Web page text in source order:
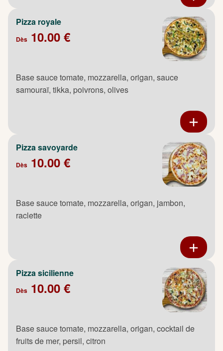
Pizza royale
Dès 10.00 €
Base sauce tomate, mozzarella, origan, sauce
samouraï, tikka, poivrons, olives
Pizza savoyarde
Dès 10.00 €
Base sauce tomate, mozzarella, origan, jambon,
raclette
Pizza sicilienne
Dès 10.00 €
Base sauce tomate, mozzarella, origan, cocktail de
fruits de mer, persil, citron